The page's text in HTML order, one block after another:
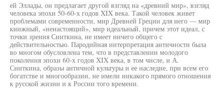
ей Эллады, он предлагает другой взгляд на «древний мир», взгляд
человека эпохи 50-60-х годов XIX века. Такой человек живет
проблемами современности, мир Древней Греции для него — мир
книжный, «ненастоящий», мир идеальный, причем этот идеал, с
точки зрения Сниткина, не имеет ничего общего с
действительностью. Пародийная интерпретация античности была
во многом обусловлена тем, что в представлении молодого
поколения эпохи 60-х годов XIX века, в том числе, и А.
Сниткина, образы античной культуры и ее наследие, при всем его
богатстве и многообразии, не имели никакого прямого отношения
к русской жизни и к России того времени.